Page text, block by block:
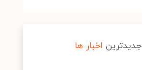
جدیدترین اخبار ها